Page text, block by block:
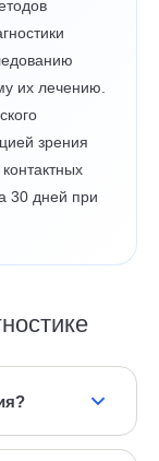
их лечению.
зрения
30 дней при
его